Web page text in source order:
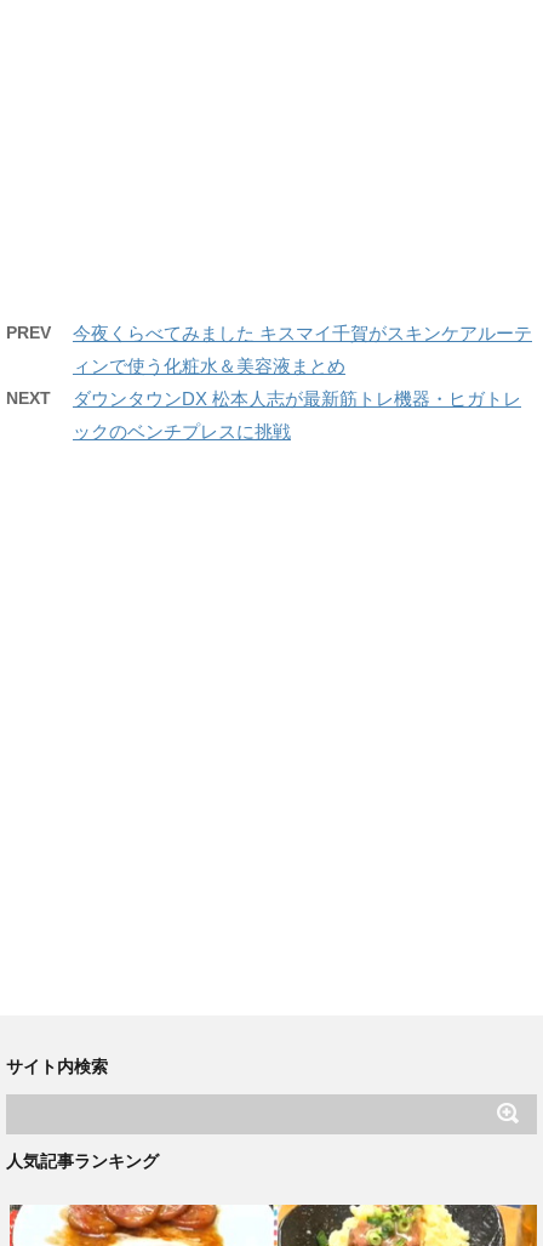
PREV
今夜くらべてみました キスマイ千賀がスキンケアルーテ
ィンで使う化粧水＆美容液まとめ
NEXT
ダウンタウンDX 松本人志が最新筋トレ機器・ヒガトレ
ックのベンチプレスに挑戦
サイト内検索
人気記事ランキング